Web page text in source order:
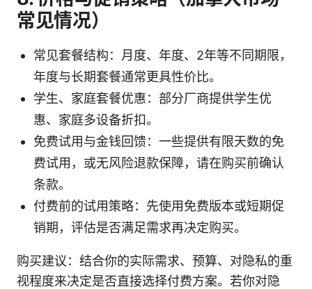
常见情况）
常见套餐结构：月度、年度、2年等不同期限，
年度与长期套餐通常更具性价比。
学生、家庭套餐优惠：部分厂商提供学生优
惠、家庭多设备折扣。
免费试用与金钱回馈：一些提供有限天数的免
费试用，或无风险退款保障，请在购买前确认
条款。
付费前的试用策略：先使用免费版本或短期促
销期，评估是否满足需求再决定购买。
购买建议：结合你的实际需求、预算、对隐私的重
视程度来决定是否直接选择付费方案。若你对隐